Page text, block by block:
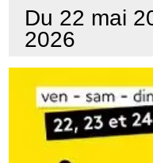
Du 22 mai
2026